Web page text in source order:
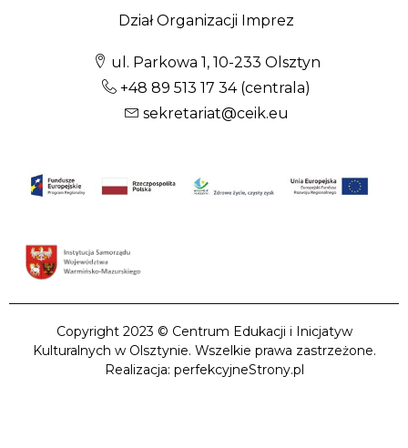
Dział Organizacji Imprez
ul. Parkowa 1, 10-233 Olsztyn
+48 89 513 17 34(centrala)
sekretariat@ceik.eu
Copyright 2023 © Centrum Edukacji i Inicjatyw
Kulturalnych w Olsztynie. Wszelkie prawa zastrzeżone.
Realizacja: perfekcyjneStrony.pl